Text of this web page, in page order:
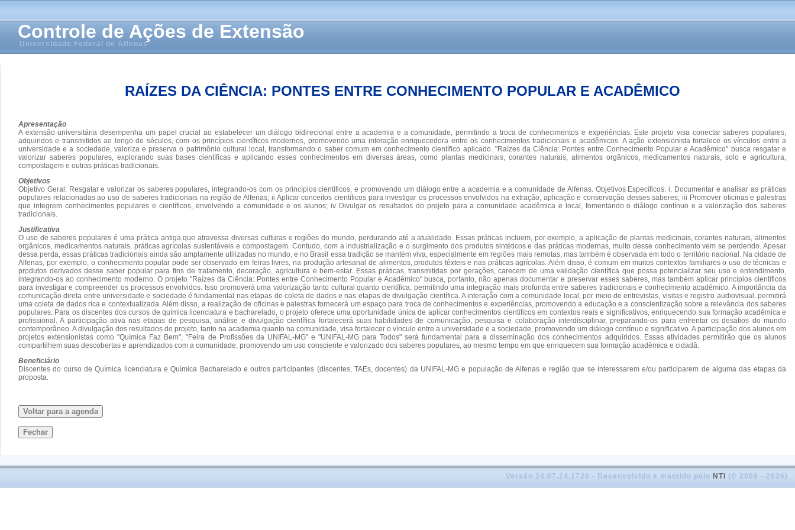
Controle de Ações de Extensão
Universidade Federal de Alfenas
RAÍZES DA CIÊNCIA: PONTES ENTRE CONHECIMENTO POPULAR E ACADÊMICO
Apresentação
A extensão universitária desempenha um papel crucial ao estabelecer um diálogo bidirecional entre a academia e a comunidade, permitindo a troca de conhecimentos e experiências. Este projeto visa conectar saberes populares,
adquiridos e transmitidos ao longo de séculos, com os princípios científicos modernos, promovendo uma interação enriquecedora entre os conhecimentos tradicionais e acadêmicos. A ação extensionista fortalece os vínculos entre a
universidade e a sociedade, valoriza e preserva o patrimônio cultural local, transformando o saber comum em conhecimento científico aplicado. "Raízes da Ciência: Pontes entre Conhecimento Popular e Acadêmico" busca resgatar e
valorizar saberes populares, explorando suas bases científicas e aplicando esses conhecimentos em diversas áreas, como plantas medicinais, corantes naturais, alimentos orgânicos, medicamentos naturais, solo e agricultura,
compostagem e outras práticas tradicionais.
Objetivos
Objetivo Geral: Resgatar e valorizar os saberes populares, integrando-os com os princípios científicos, e promovendo um diálogo entre a academia e a comunidade de Alfenas. Objetivos Específicos: i. Documentar e analisar as práticas
populares relacionadas ao uso de saberes tradicionais na região de Alfenas; ii Aplicar conceitos científicos para investigar os processos envolvidos na extração, aplicação e conservação desses saberes; iii Promover oficinas e palestras
que integrem conhecimentos populares e científicos, envolvendo a comunidade e os alunos; iv Divulgar os resultados do projeto para a comunidade acadêmica e local, fomentando o diálogo contínuo e a valorização dos saberes
tradicionais.
Justificativa
O uso de saberes populares é uma prática antiga que atravessa diversas culturas e regiões do mundo, perdurando até a atualidade. Essas práticas incluem, por exemplo, a aplicação de plantas medicinais, corantes naturais, alimentos
orgânicos, medicamentos naturais, práticas agrícolas sustentáveis e compostagem. Contudo, com a industrialização e o surgimento dos produtos sintéticos e das práticas modernas, muito desse conhecimento vem se perdendo. Apesar
dessa perda, essas práticas tradicionais ainda são amplamente utilizadas no mundo, e no Brasil essa tradição se mantém viva, especialmente em regiões mais remotas, mas também é observada em todo o território nacional. Na cidade de
Alfenas, por exemplo, o conhecimento popular pode ser observado em feiras livres, na produção artesanal de alimentos, produtos têxteis e nas práticas agrícolas. Além disso, é comum em muitos contextos familiares o uso de técnicas e
produtos derivados desse saber popular para fins de tratamento, decoração, agricultura e bem-estar. Essas práticas, transmitidas por gerações, carecem de uma validação científica que possa potencializar seu uso e entendimento,
integrando-os ao conhecimento moderno. O projeto "Raízes da Ciência: Pontes entre Conhecimento Popular e Acadêmico" busca, portanto, não apenas documentar e preservar esses saberes, mas também aplicar princípios científicos
para investigar e compreender os processos envolvidos. Isso promoverá uma valorização tanto cultural quanto científica, permitindo uma integração mais profunda entre saberes tradicionais e conhecimento acadêmico. A importância da
comunicação direta entre universidade e sociedade é fundamental nas etapas de coleta de dados e nas etapas de divulgação científica. A interação com a comunidade local, por meio de entrevistas, visitas e registro audiovisual, permitirá
uma coleta de dados rica e contextualizada. Além disso, a realização de oficinas e palestras fornecerá um espaço para troca de conhecimentos e experiências, promovendo a educação e a conscientização sobre a relevância dos saberes
populares. Para os discentes dos cursos de química licenciatura e bacharelado, o projeto oferece uma oportunidade única de aplicar conhecimentos científicos em contextos reais e significativos, enriquecendo sua formação acadêmica e
profissional. A participação ativa nas etapas de pesquisa, análise e divulgação científica fortalecerá suas habilidades de comunicação, pesquisa e colaboração interdisciplinar, preparando-os para enfrentar os desafios do mundo
contemporâneo. A divulgação dos resultados do projeto, tanto na academia quanto na comunidade, visa fortalecer o vínculo entre a universidade e a sociedade, promovendo um diálogo contínuo e significativo. A participação dos alunos em
projetos extensionistas como "Química Faz Bem", "Feira de Profissões da UNIFAL-MG" e "UNIFAL-MG para Todos" será fundamental para a disseminação dos conhecimentos adquiridos. Essas atividades permitirão que os alunos
compartilhem suas descobertas e aprendizados com a comunidade, promovendo um uso consciente e valorizado dos saberes populares, ao mesmo tempo em que enriquecem sua formação acadêmica e cidadã.
Beneficiário
Discentes do curso de Química licenciatura e Química Bacharelado e outros participantes (discentes, TAEs, docentes) da UNIFAL-MG e população de Alfenas e região que se interessarem e/ou participarem de alguma das etapas da
proposta.
Voltar para a agenda
Fechar
Versão 24.07.24.1726 - Desenvolvido e mantido pelo NTI (© 2009 - 2026)